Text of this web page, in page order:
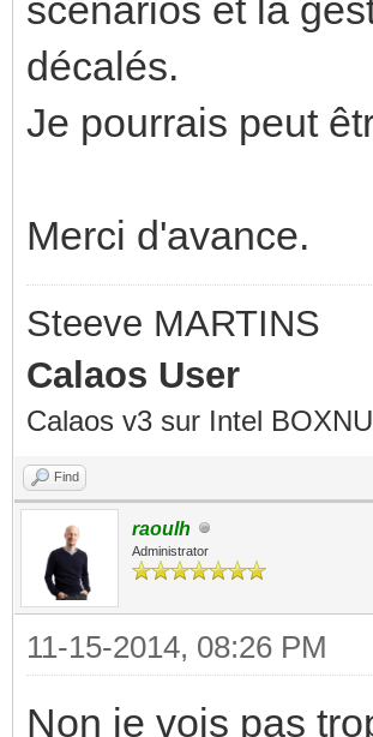
scénarios et la
décalés.
Je pourrais peut
Merci d'avance.
Steeve MARTINS
Calaos User
Calaos v3 sur Intel
Find
raoulh
Administrator
11-15-2014, 08:26 PM
Non je vois pas